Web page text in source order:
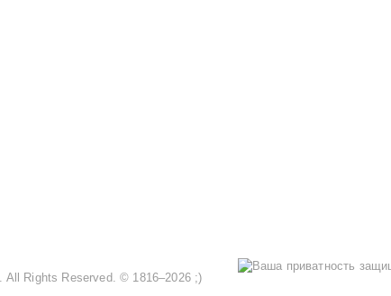
. All Rights Reserved. © 1816–2026 ;)